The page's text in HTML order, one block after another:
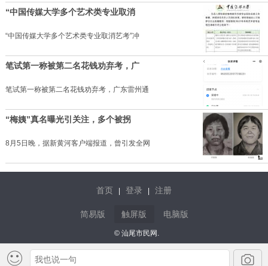
“中国传媒大学多个艺术类专业取消
“中国传媒大学多个艺术类专业取消艺考”冲
笔试第一称被第二名花钱劝弃考，广
笔试第一称被第二名花钱劝弃考，广东雷州通
“梅姨”真名曝光引关注，多个被拐
8月5日晚，据新黄河客户端报道，曾引发全网
首页 登录 注册
简易版 触屏版 电脑版
© 汕尾市民网.